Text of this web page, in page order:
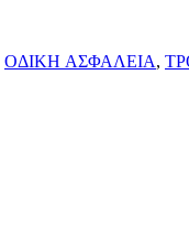
ΟΔΙΚΗ ΑΣΦΑΛΕΙΑ,